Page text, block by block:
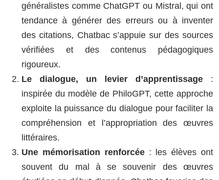
généralistes comme ChatGPT ou Mistral, qui ont
tendance à générer des erreurs ou à inventer
des citations, Chatbac s’appuie sur des sources
vérifiées et des contenus pédagogiques
rigoureux.
Le dialogue, un levier d’apprentissage :
inspirée du modèle de PhiloGPT, cette approche
exploite la puissance du dialogue pour faciliter la
compréhension et l’appropriation des œuvres
littéraires.
Une mémorisation renforcée: les élèves ont
souvent du mal à se souvenir des œuvres